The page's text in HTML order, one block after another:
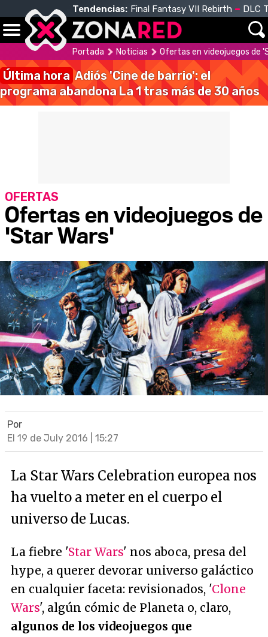
Tendencias: Final Fantasy VII Rebirth DLC
Portada Noticias Ofertas en videojuegos de
Última hora Adiós 'Cine de barrio': el
programa abandona La 1 tras más de 30 años
Ofertas en videojuegos de
'Star Wars'
OFERTAS
Por
El 19 de July 2016 | 15:27
La Star Wars Celebration europea nos
ha vuelto a meter en el cuerpo el
universo de Lucas.
La fiebre 'Star Wars' nos aboca, presa del
hype, a querer devorar universo galáctico
en cualquier faceta: revisionados, 'Clone
Wars', algún cómic de Planeta o, claro,
algunos de los videojuegos que